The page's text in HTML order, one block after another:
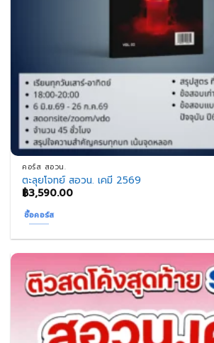
คอร์ส สอวน.
ตะลุยโจทย์ สอวน. เคมี 2569
฿3,590.00
ซื้อคอร์ส